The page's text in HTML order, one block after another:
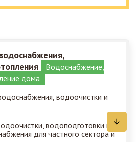
Водоснабжение,
дома
водоподготовки и
для частного сектора и